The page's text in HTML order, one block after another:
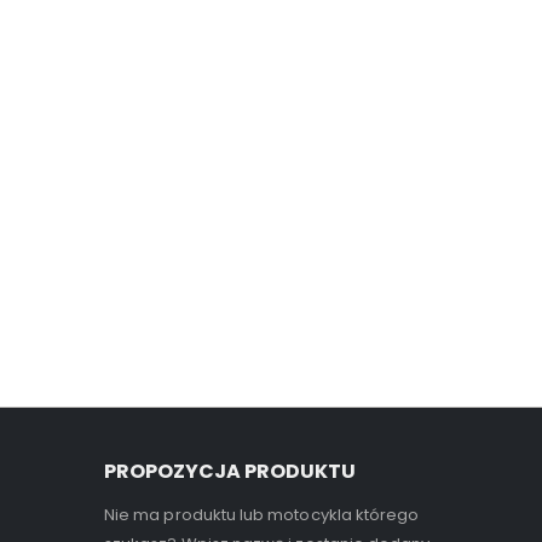
PROPOZYCJA PRODUKTU
Nie ma produktu lub motocykla którego